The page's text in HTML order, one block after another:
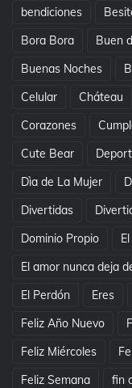
bendiciones
Bora Bora
Buen
Buenas Noches
Celular
Cháteau
Corazones
Cute Bear
Dìa de La Mujer
Divertidas
Dominio Propio
El amor nunca deja
El Perdón
Eres
Feliz Año Nuevo
Feliz Miércoles
Feliz Semana
fin